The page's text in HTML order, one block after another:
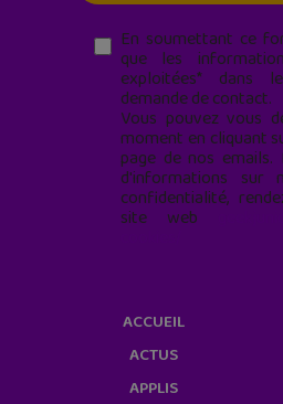
En soumettant ce
que les
exploitées* dans
demande de contact.
Vous pouvez vous
moment en cliquant
page de nos
d'informations sur
confidentialité,
site web
ACCUEIL
ACTUS
APPLIS